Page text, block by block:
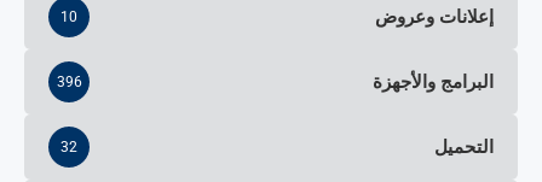
إعلانات وعروض 10
البرامج والأجهزة 396
التحميل 32